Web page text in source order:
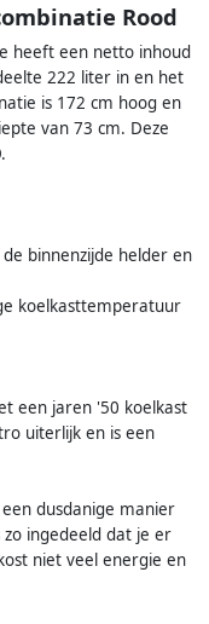
Rood
heeft een netto inhoud
222 liter in en het
is 172 cm hoog en
van 73 cm. Deze
binnenzijde helder en
koelkasttemperatuur
een jaren '50 koelkast
uiterlijk en is een
dusdanige manier
ingedeeld dat je er
niet veel energie en